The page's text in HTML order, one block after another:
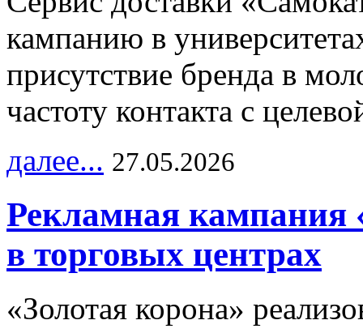
кампанию в
присутствие бренда в
частоту контакта с
далее... 27.05.2026
Рекламная кампания
в торговых центрах
«Золотая корона»